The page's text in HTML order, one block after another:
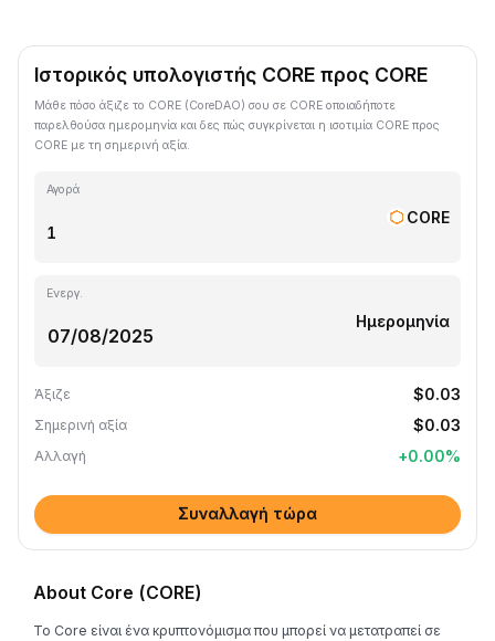
Ιστορικός υπολογιστής CORE προς CORE
Μάθε πόσο άξιζε το CORE (CoreDAO) σου σε CORE οποιαδήποτε
παρελθούσα ημερομηνία και δες πώς συγκρίνεται η ισοτιμία CORE προς
CORE με τη σημερινή αξία.
Αγορά
CORE
Ενεργ.
Ημερομηνία
Άξιζε $0.03
Σημερινή αξία $0.03
Αλλαγή +0.00%
Συναλλαγή τώρα
About Core (CORE)
Το Core είναι ένα κρυπτονόμισμα που μπορεί να μετατραπεί σε